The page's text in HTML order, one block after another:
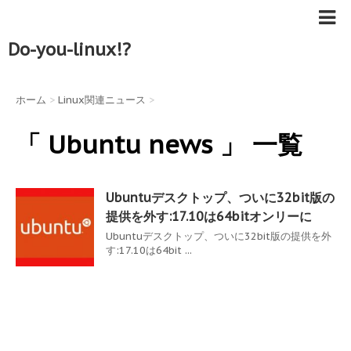
Do-you-linux!?
ホーム > Linux関連ニュース >
「 Ubuntu news 」 一覧
Ubuntuデスクトップ、ついに32bit版の
提供を外す:17.10は64bitオンリーに
Ubuntuデスクトップ、ついに32bit版の提供を外
す:17.10は64bit ...